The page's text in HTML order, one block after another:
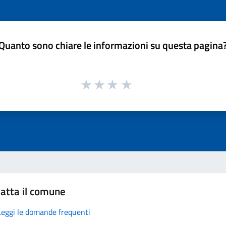
sono chiare le informazioni su questa
il comune
le domande frequenti